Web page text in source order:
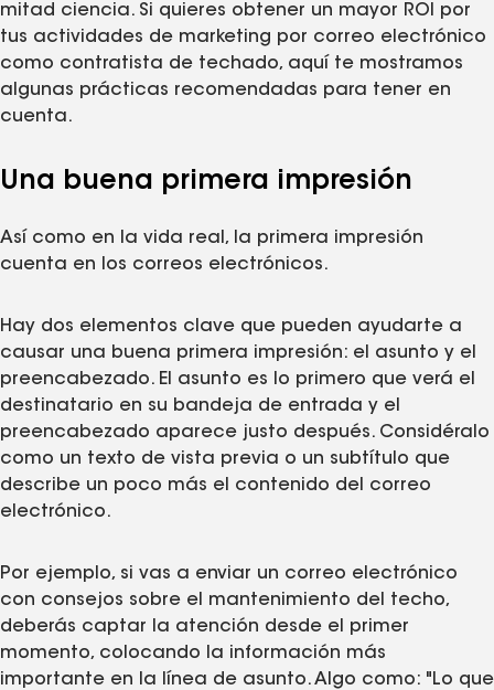
mitad ciencia. Si quieres obtener un mayor ROI por
tus actividades de marketing por correo electrónico
como contratista de techado, aquí te mostramos
algunas prácticas recomendadas para tener en
cuenta.
Una buena primera impresión
Así como en la vida real, la primera impresión
cuenta en los correos electrónicos.
Hay dos elementos clave que pueden ayudarte a
causar una buena primera impresión: el asunto y el
preencabezado. El asunto es lo primero que verá el
destinatario en su bandeja de entrada y el
preencabezado aparece justo después. Considéralo
como un texto de vista previa o un subtítulo que
describe un poco más el contenido del correo
electrónico.
Por ejemplo, si vas a enviar un correo electrónico
con consejos sobre el mantenimiento del techo,
deberás captar la atención desde el primer
momento, colocando la información más
importante en la línea de asunto. Algo como: "Lo que